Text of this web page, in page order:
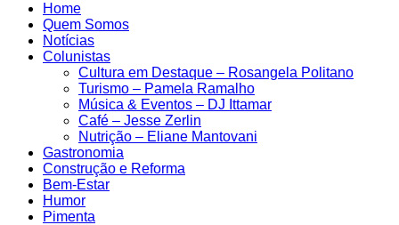
Home
Quem Somos
Notícias
Colunistas
Cultura em Destaque – Rosangela Politano
Turismo – Pamela Ramalho
Música & Eventos – DJ Ittamar
Café – Jesse Zerlin
Nutrição – Eliane Mantovani
Gastronomia
Construção e Reforma
Bem-Estar
Humor
Pimenta